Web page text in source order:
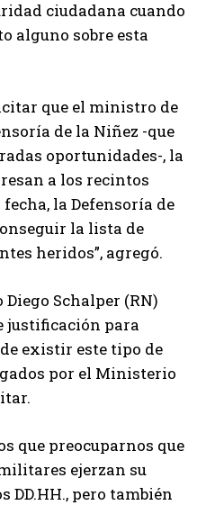
ciudadana cuando
alguno sobre esta
que el ministro de
de la Niñez -que
oportunidades-, la
a los recintos
la Defensoría de
la lista de
heridos”, agregó.
Schalper (RN)
justificación para
existir este tipo de
por el Ministerio
que preocuparnos que
ejerzan su
DD.HH., pero también